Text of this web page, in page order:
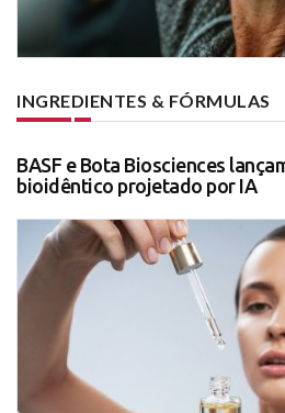
INGREDIENTES & FÓRMULAS
BASF e Bota Biosciences
bioidêntico projetado por IA